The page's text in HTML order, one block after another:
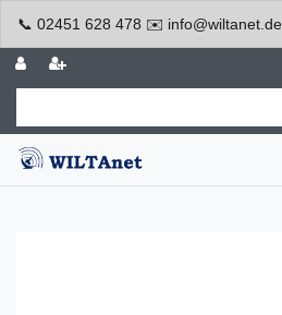
📞 02451 628 478 ✉️ info@wiltanet.de